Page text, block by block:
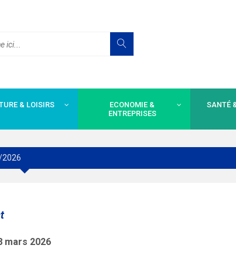
& LOISIRS
ECONOMIE &
ENTREPRISES
SANTÉ
2026
mars 2026